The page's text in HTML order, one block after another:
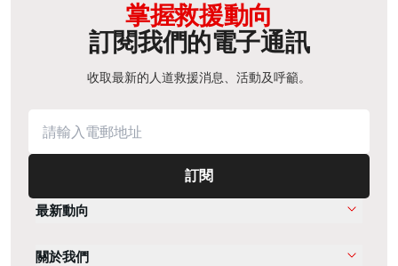
掌握救援動向
訂閱我們的電子通訊
收取最新的人道救援消息、活動及呼籲。
訂閱
最新動向
關於我們